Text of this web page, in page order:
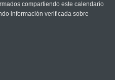
compartiendo este calendario
información verificada sobre